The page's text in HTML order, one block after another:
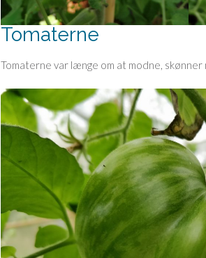
Tomaterne
Tomaterne var længe om at modne,